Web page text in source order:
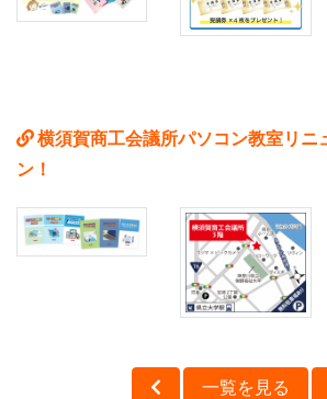
横須賀商工会議所パソコン教室リニ
ン！
一覧を見る